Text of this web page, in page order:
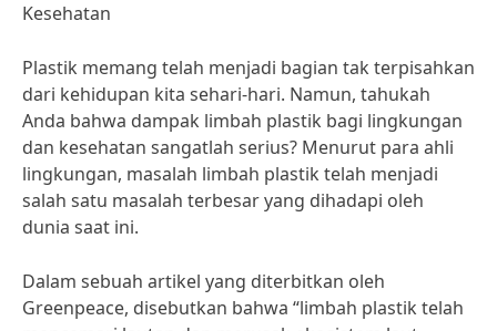
Kesehatan
Plastik memang telah menjadi bagian tak terpisahkan
dari kehidupan kita sehari-hari. Namun, tahukah
Anda bahwa dampak limbah plastik bagi lingkungan
dan kesehatan sangatlah serius? Menurut para ahli
lingkungan, masalah limbah plastik telah menjadi
salah satu masalah terbesar yang dihadapi oleh
dunia saat ini.
Dalam sebuah artikel yang diterbitkan oleh
Greenpeace, disebutkan bahwa “limbah plastik telah